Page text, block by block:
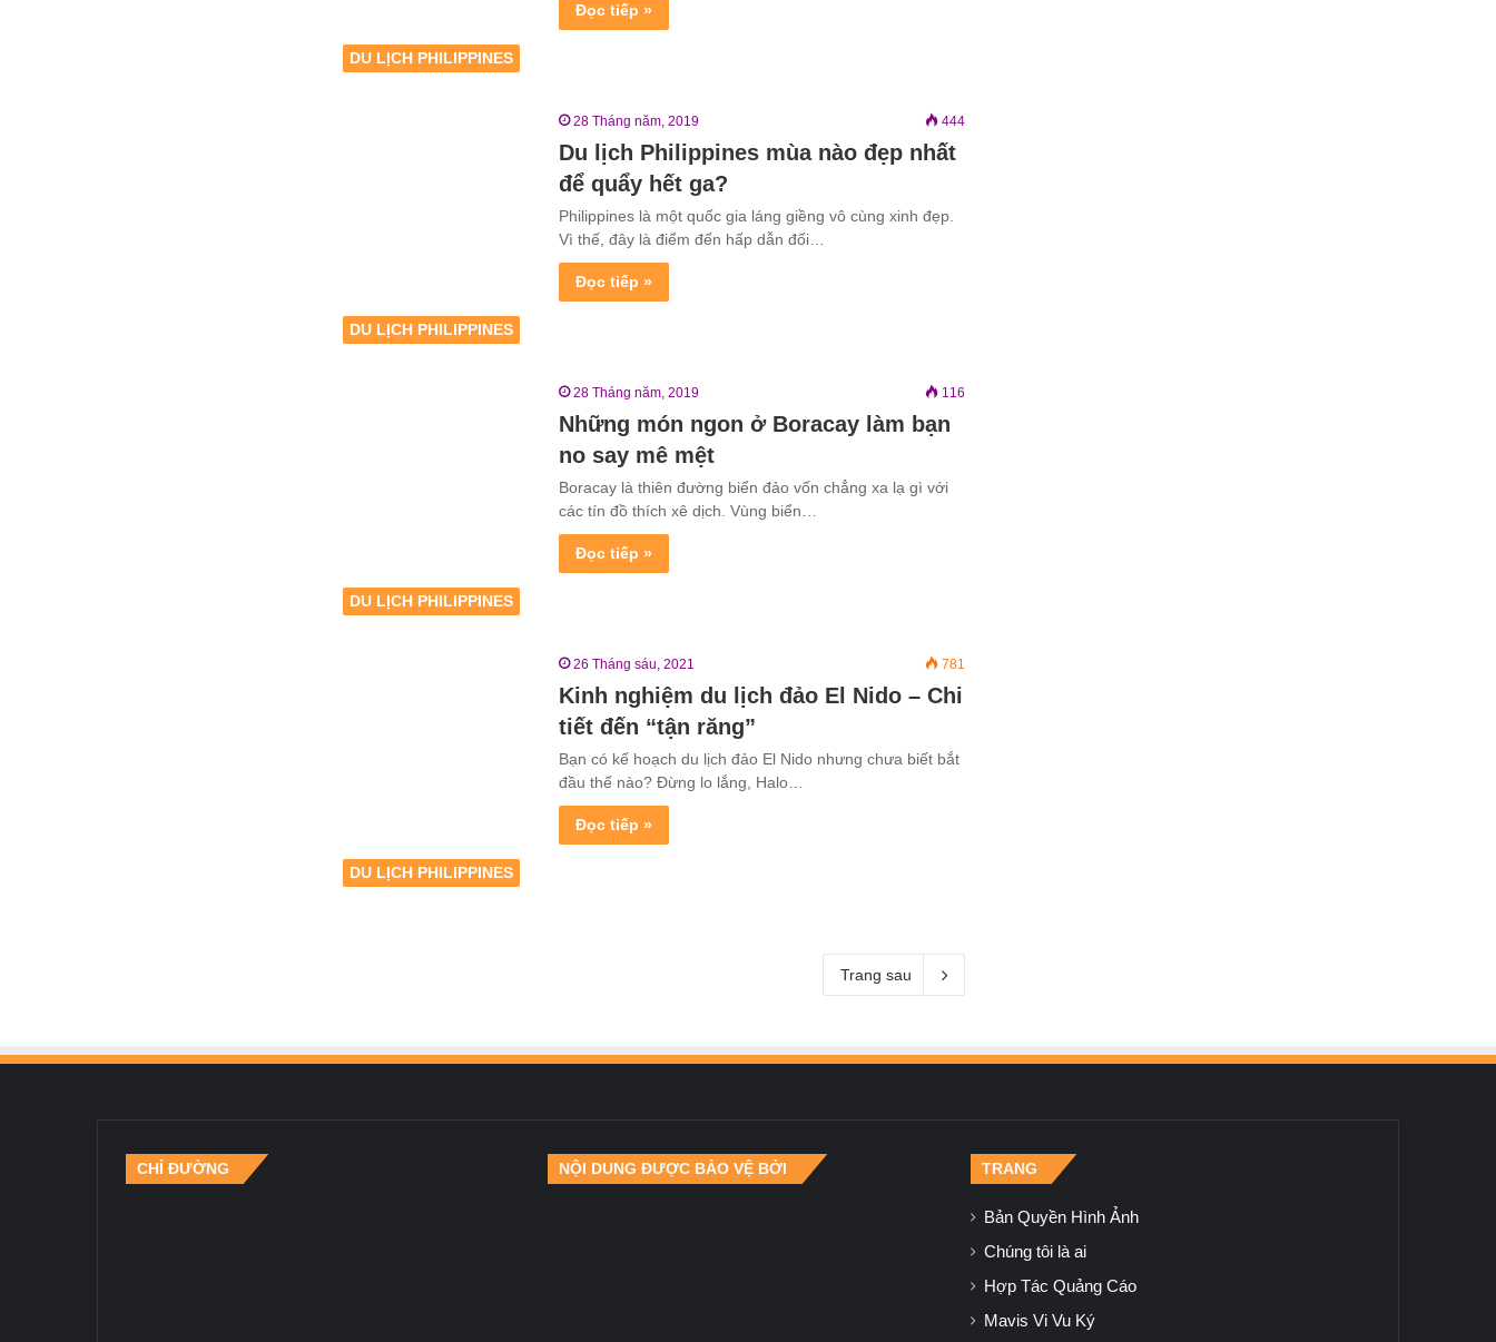
DU LỊCH PHILIPPINES
Đọc tiếp »
DU LỊCH PHILIPPINES
28 Tháng năm, 2019 444
Du lịch Philippines mùa nào đẹp nhất
để quẩy hết ga?
Philippines là một quốc gia láng giềng vô cùng xinh đẹp.
Vì thế, đây là điểm đến hấp dẫn đối…
Đọc tiếp »
DU LỊCH PHILIPPINES
28 Tháng năm, 2019 116
Những món ngon ở Boracay làm bạn
no say mê mệt
Boracay là thiên đường biển đảo vốn chẳng xa lạ gì với
các tín đồ thích xê dịch. Vùng biển…
Đọc tiếp »
DU LỊCH PHILIPPINES
26 Tháng sáu, 2021 781
Kinh nghiệm du lịch đảo El Nido – Chi
tiết đến “tận răng”
Bạn có kế hoạch du lịch đảo El Nido nhưng chưa biết bắt
đầu thế nào? Đừng lo lắng, Halo…
Đọc tiếp »
Trang sau
CHỈ ĐƯỜNG NỘI DUNG ĐƯỢC BẢO VỆ BỞI TRANG
Bản Quyền Hình Ảnh
Chúng tôi là ai
Hợp Tác Quảng Cáo
Mavis Vi Vu Ký